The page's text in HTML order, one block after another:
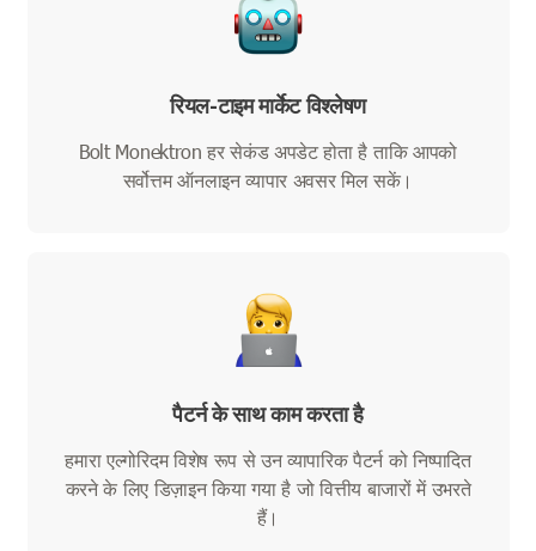
रियल-टाइम मार्केट विश्लेषण
Bolt Monektron हर सेकंड अपडेट होता है ताकि आपको
सर्वोत्तम ऑनलाइन व्यापार अवसर मिल सकें।
पैटर्न के साथ काम करता है
हमारा एल्गोरिदम विशेष रूप से उन व्यापारिक पैटर्न को निष्पादित
करने के लिए डिज़ाइन किया गया है जो वित्तीय बाजारों में उभरते
हैं।